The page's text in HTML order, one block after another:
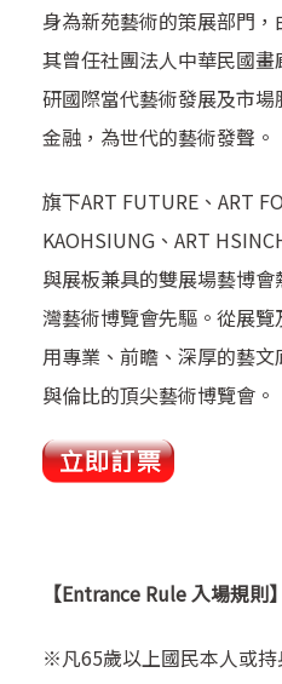
身為新苑藝術的策展部門，
其曾任社團法人中華民國
研國際當代藝術發展及市
金融，為世代的藝術發聲。
旗下ART FUTURE、ART
KAOHSIUNG、ART
與展板兼具的雙展場藝博
灣藝術博覽會先驅。從展覽
用專業、前瞻、深厚的藝
與倫比的頂尖藝術博覽會。
【Entrance Rule入場規則】
※凡65歲以上國民本人或